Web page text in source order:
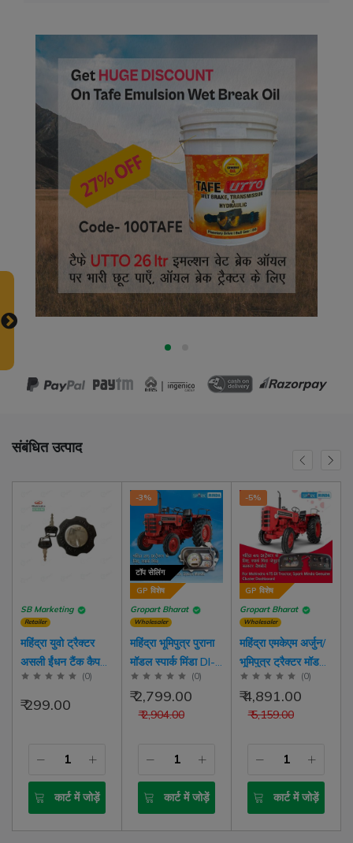
संबंधित उत्पाद
SB Marketing
Retailer
महिंद्रा युवो ट्रैक्टर
असली ईंधन टैंक कैप
असेंबली, कुंजी जोड़ी के
साथ
(0)
₹ 299.00
कार्ट में जोड़ें
टॉप सेलिंग
GP विशेष
-3%
Gropart Bharat
Wholesaler
महिंद्रा भूमिपुत्र पुराना
मॉडल स्पार्क मिंडा DI-
8203A इंस्ट्रूमेंट
क्लस्टर बिना स्विच के
(0)
₹ 2,904.00
₹ 2,799.00
कार्ट में जोड़ें
GP विशेष
-5%
Gropart Bharat
Wholesaler
महिंद्रा एमकेएम अर्जुन/
भूमिपुत्र ट्रैक्टर मॉडल
39 एचपी स्पार्क मिंडा
डीआई-7107
इंस्ट्रूमेंट क्लस्टर स्विच
वी के साथ
(0)
₹ 5,159.00
₹ 4,891.00
कार्ट में जोड़ें